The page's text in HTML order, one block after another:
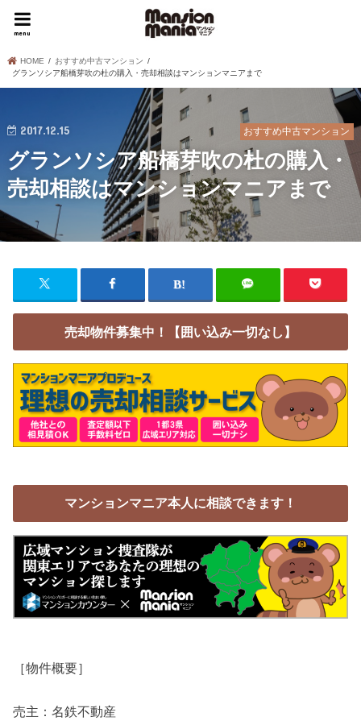
menu
HOME
おすすめ中古マンション
グランソシア船橋芽吹の杜の購入・売却相談はマンションマニアまで
おすすめ中古マンション
2017.12.15
グランソシア船橋芽吹の杜の購入・
売却相談はマンションマニアまで
売却物件募集中！【囲い込み一切なし】
マンションマニア本人に相談できます！
［物件概要］
売主：名鉄不動産